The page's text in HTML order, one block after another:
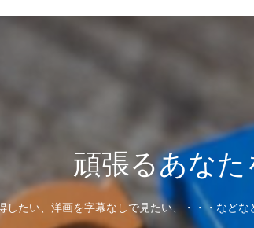
頑張るあなた
したい、洋画を字幕なしで見たい、・・・など